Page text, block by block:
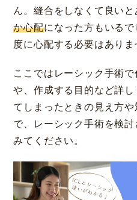
クリニ
手術・料金
ドクター紹介
コラム
学会発表 / 論文 /
報道・メディア出演
先進会眼科 福岡飯塚
福岡県飯塚市川津
[ICL提携]鹿児島園
田眼科
鹿児島市中央町
ん。縫合をしなくて良いと
か心配になった方もいる
度に心配する必要はありま
ここではレーシック手術
や、作成する目的など詳
てしまったときの見え方
で、レーシック手術を検
みてください。